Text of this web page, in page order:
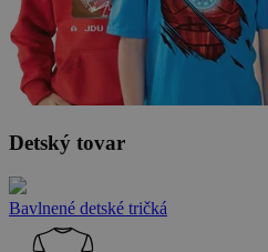
Detský tovar
Bavlnené detské tričká